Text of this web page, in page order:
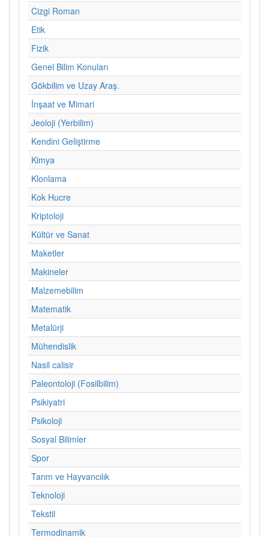
Cizgi Roman
Etik
Fizik
Genel Bilim Konuları
Gökbilim ve Uzay Araş.
İnşaat ve Mimari
Jeoloji (Yerbilim)
Kendini Geliştirme
Kimya
Klonlama
Kok Hucre
Kriptoloji
Kültür ve Sanat
Maketler
Makineler
Malzemebilim
Matematik
Metalürji
Mühendislik
Nasil calisir
Paleontoloji (Fosilbilim)
Psikiyatri
Psikoloji
Sosyal Bilimler
Spor
Tarım ve Hayvancılık
Teknoloji
Tekstil
Termodinamik